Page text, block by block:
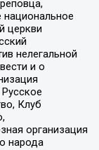
церкви
нелегальной
и о
Клуб
организация
народа